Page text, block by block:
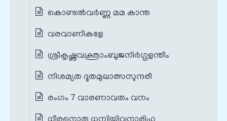
കൊണ്ടൽവർണ്ണ മമ കാന്ത
വരവാണികളേ
ശ്രീകൃഷ്ണവക്ത്രാംബുജനിർഗ്ഗളന്തീം
നിശമ്യത ദൂതമുഖാത്സസുന്ദരീ
രംഗം 7 വാരണാവതം വനം